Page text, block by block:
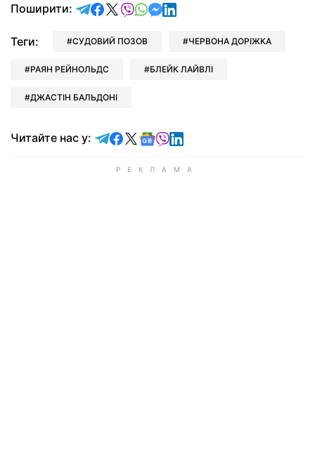
Поширити: відправити у Telegram
поділитись у Facebook
поділитись у X
відправити у Viber
відправити у Whatsapp
відправити у Messenger
відправити у LinkedIn
Теги: СУДОВИЙ ПОЗОВ ЧЕРВОНА ДОРІЖКА
РАЯН РЕЙНОЛЬДС БЛЕЙК ЛАЙВЛІ
ДЖАСТІН БАЛЬДОНІ
Читайте нас у: Читайте у Telegram
Читайте у Facebook
Читайте у X
Читайте у Google news
Читайте у Viber
Читайте у LinkedIn